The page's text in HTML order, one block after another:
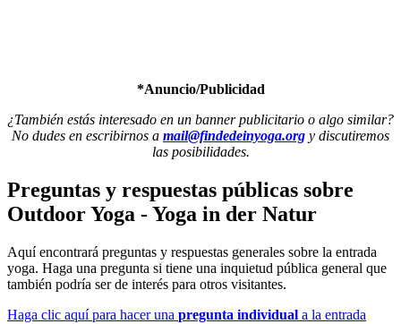
*Anuncio/Publicidad
¿También estás interesado en un banner publicitario o algo similar?
No dudes en escribirnos a mail@findedeinyoga.org y discutiremos
las posibilidades.
Preguntas y respuestas públicas sobre
Outdoor Yoga - Yoga in der Natur
Aquí encontrará preguntas y respuestas generales sobre la entrada
yoga. Haga una pregunta si tiene una inquietud pública general que
también podría ser de interés para otros visitantes.
Haga clic aquí para hacer una pregunta individual a la entrada